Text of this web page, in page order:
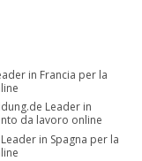
in Francia per la
Leader in
da lavoro online
Leader in Spagna per la